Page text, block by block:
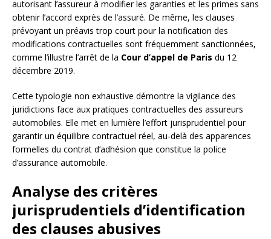
autorisant l’assureur à modifier les garanties et les primes sans
obtenir l’accord exprès de l’assuré. De même, les clauses
prévoyant un préavis trop court pour la notification des
modifications contractuelles sont fréquemment sanctionnées,
comme l’illustre l’arrêt de la Cour d’appel de Paris du 12
décembre 2019.
Cette typologie non exhaustive démontre la vigilance des
juridictions face aux pratiques contractuelles des assureurs
automobiles. Elle met en lumière l’effort jurisprudentiel pour
garantir un équilibre contractuel réel, au-delà des apparences
formelles du contrat d’adhésion que constitue la police
d’assurance automobile.
Analyse des critères
jurisprudentiels d’identification
des clauses abusives